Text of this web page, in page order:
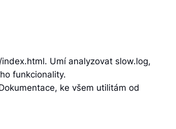
Umí analyzovat slow.log,
funkcionality.
ke všem utilitám od